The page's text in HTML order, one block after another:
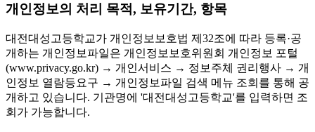
개인정보의 처리 목적, 보유기간, 항목
대전대성고등학교가 개인정보보호법 제32조에 따라 등록·공
개하는 개인정보파일은 개인정보보호위원회 개인정보 포털
(www.privacy.go.kr) → 개인서비스 → 정보주체 권리행사 → 개
인정보 열람등요구 → 개인정보파일 검색 메뉴 조회를 통해 공
개하고 있습니다. 기관명에 '대전대성고등학교'를 입력하면 조
회가 가능합니다.